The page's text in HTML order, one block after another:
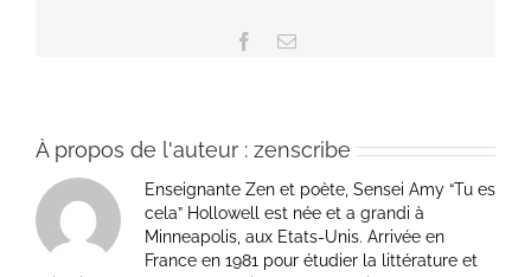
Facebook
Email
À propos de l'auteur : zenscribe
Enseignante Zen et poète, Sensei Amy “Tu es
cela” Hollowell est née et a grandi à
Minneapolis, aux Etats-Unis. Arrivée en
France en 1981 pour étudier la littérature et